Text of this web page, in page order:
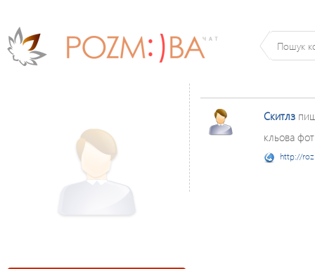
Скитлз
кльова
http://